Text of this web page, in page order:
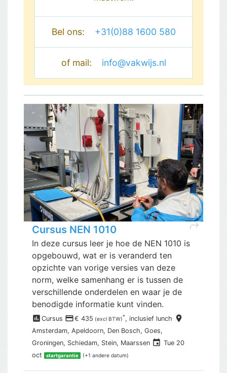
Bel ons: +31(0)88 1600 580
of mail: info@vakwijs.nl
shortcut
Cursus NEN 1010
In deze cursus leer je hoe de NEN 1010 is
opgebouwd, wat er is veranderd ten
opzichte van vorige versies van deze
norm, welke samenhang er is tussen de
verschillende onderdelen en waar je de
benodigde informatie kunt vinden.
assessment Cursus payment€ 435 (excl BTW)*, inclusief lunch place
Amsterdam, Apeldoorn, Den Bosch, Goes,
Groningen, Schiedam, Stein, Maarssen event Tue 20
oct
startgarantie (+1 andere datum)